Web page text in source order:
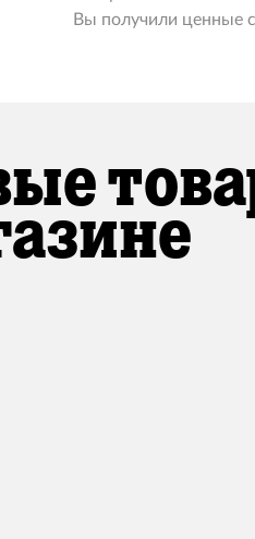
Вы получили ценные